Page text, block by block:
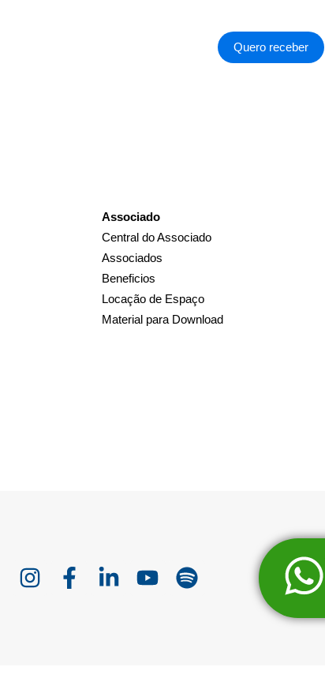
Quero receber
Associado
Central do Associado
Associados
Beneficios
Locação de Espaço
Material para Download